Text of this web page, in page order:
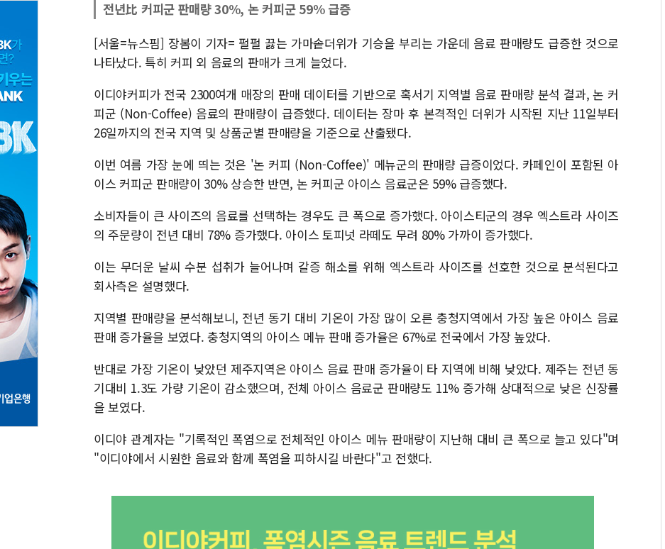
日, 아키타에 일본 최대 규모의
[종합] 李대통령 "취약계층 안
전년比 커피군 판매량 30%, 논 커피군 59% 급증
[서울=뉴스핌] 장봄이 기자= 펄펄 끓는 가마솥더위가 기승을 부리는 가운데 음료 판매량도 급증한 것으로
나타났다. 특히 커피 외 음료의 판매가 크게 늘었다.
이디야커피가 전국 2300여개 매장의 판매 데이터를 기반으로 혹서기 지역별 음료 판매량 분석 결과, 논 커
피군 (Non-Coffee) 음료의 판매량이 급증했다. 데이터는 장마 후 본격적인 더위가 시작된 지난 11일부터
26일까지의 전국 지역 및 상품군별 판매량을 기준으로 산출됐다.
이번 여름 가장 눈에 띄는 것은 '논 커피 (Non-Coffee)' 메뉴군의 판매량 급증이었다. 카페인이 포함된 아
이스 커피군 판매량이 30% 상승한 반면, 논 커피군 아이스 음료군은 59% 급증했다.
소비자들이 큰 사이즈의 음료를 선택하는 경우도 큰 폭으로 증가했다. 아이스티군의 경우 엑스트라 사이즈
의 주문량이 전년 대비 78% 증가했다. 아이스 토피넛 라떼도 무려 80% 가까이 증가했다.
이는 무더운 날씨 수분 섭취가 늘어나며 갈증 해소를 위해 엑스트라 사이즈를 선호한 것으로 분석된다고
회사측은 설명했다.
지역별 판매량을 분석해보니, 전년 동기 대비 기온이 가장 많이 오른 충청지역에서 가장 높은 아이스 음료
판매 증가율을 보였다. 충청지역의 아이스 메뉴 판매 증가율은 67%로 전국에서 가장 높았다.
반대로 가장 기온이 낮았던 제주지역은 아이스 음료 판매 증가율이 타 지역에 비해 낮았다. 제주는 전년 동
기대비 1.3도 가량 기온이 감소했으며, 전체 아이스 음료군 판매량도 11% 증가해 상대적으로 낮은 신장률
을 보였다.
이디야 관계자는 "기록적인 폭염으로 전체적인 아이스 메뉴 판매량이 지난해 대비 큰 폭으로 늘고 있다"며
"이디야에서 시원한 음료와 함께 폭염을 피하시길 바란다"고 전했다.